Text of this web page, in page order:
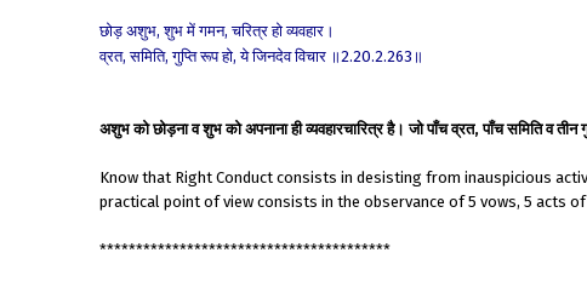
छोड़अशुभ,शुभमेंगमन,चरित्रहोव्यवहार।
व्रत,समिति,गुप्तिरूपहो,येजिनदेवविचार ॥2.20.2.263 ॥
अशुभ को छोड़ना व शुभ को अपनाना ही व्यवहारचारित्र है। जो पाँच व्रत, पाँच समिति व तीन
Know that Right Conduct consists in desisting from inauspicious
practical point of view consists in the observance of 5 vows, 5 acts
****************************************